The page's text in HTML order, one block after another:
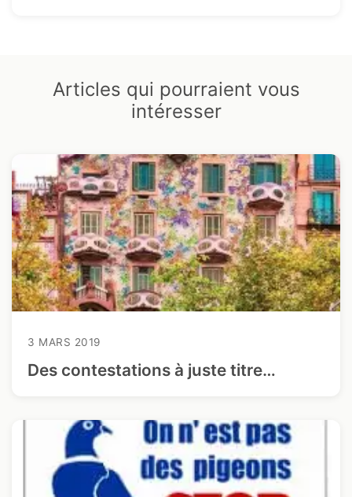
Articles qui pourraient vous
intéresser
3 MARS 2019
Des contestations à juste titre…